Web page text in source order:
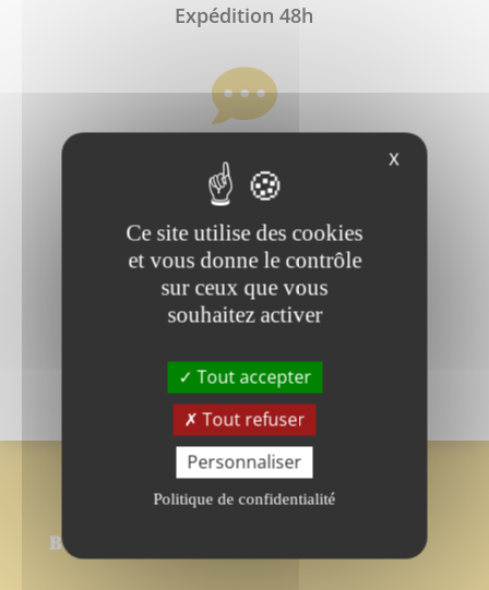
Expédition 48h

SAV réactif

BOUTIQUE
X
Ce site utilise des cookies
et vous donne le contrôle
sur ceux que vous
souhaitez activer
Tout accepter
Tout refuser
Personnaliser
Politique de confidentialité